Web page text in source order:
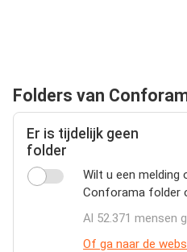
Folders van
Er is tijdelijk geen
folder
Wilt u een melding
Conforama folder
Al 52.371 mensen
Of ga naar de